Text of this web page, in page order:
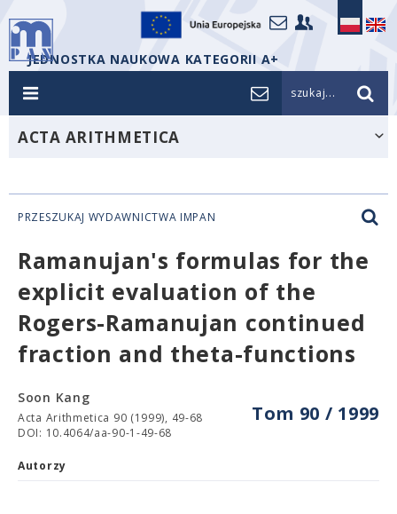
JEDNOSTKA NAUKOWA KATEGORII A+
szukaj...
ACTA ARITHMETICA
PRZESZUKAJ WYDAWNICTWA IMPAN
Ramanujan's formulas for the
explicit evaluation of the
Rogers-Ramanujan continued
fraction and theta-functions
Tom 90 / 1999
Soon Kang
Acta Arithmetica 90 (1999), 49-68
DOI: 10.4064/aa-90-1-49-68
Autorzy